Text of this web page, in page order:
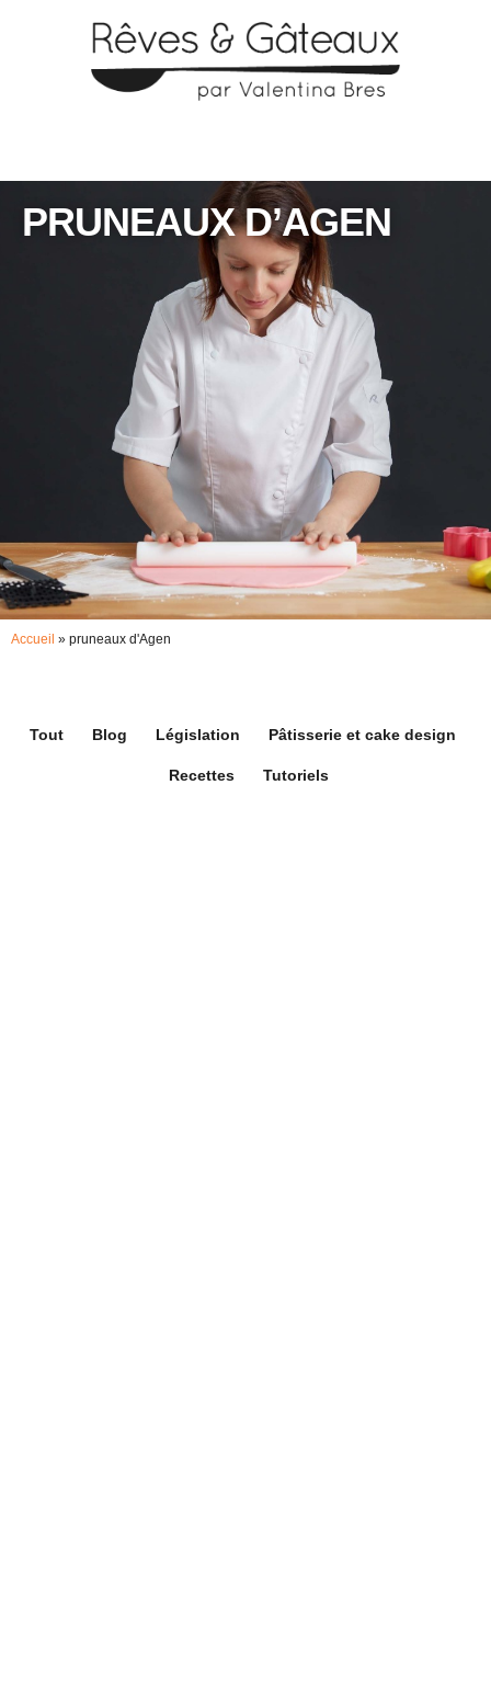
PRUNEAUX D’AGEN
Accueil » pruneaux d'Agen
Tout Blog Législation Pâtisserie et cake design
Recettes Tutoriels